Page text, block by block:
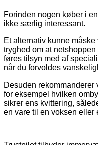
Forinden nogen køber i
ikke særlig interessant.
Et alternativ kunne
tryghed om at
føres tilsyn med af
når du forvoldes
Desuden
for eksempel hvilken
sikrer ens kvittering,
en vare til en voksen eller